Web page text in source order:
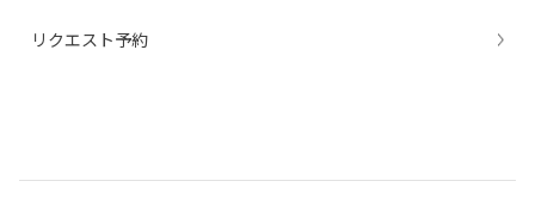
リクエスト予約